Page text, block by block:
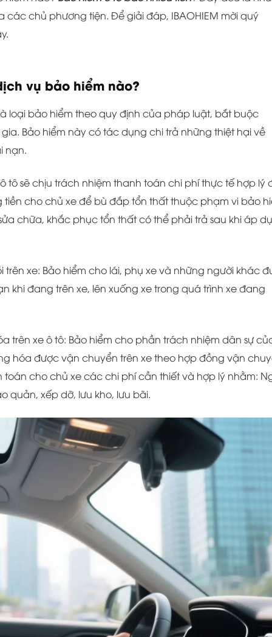
chủ phương tiện. Để giải đáp, IBAOHIEM mời quý
vụ bảo hiểm nào?
loại bảo hiểm theo quy định của pháp luật, bắt buộc
Bảo hiểm này có tác dụng chi trả những thiệt hại về
nạn.
tô sẽ chịu trách nhiệm thanh toán chi phí thực tế hợp lý
cho chủ xe để bù đắp tổn thất thuộc phạm vi bảo
chữa, khắc phục tổn thất có thể phải trả sau khi áp
trên xe: Bảo hiểm cho lái, phụ xe và những người khác
khi đang trên xe, lên xuống xe trong quá trình xe đang
trên xe ô tô: Bảo hiểm cho phần trách nhiệm dân sự
hóa được vận chuyển trên xe theo hợp đồng vận
cho chủ xe các chi phí cần thiết và hợp lý nhằm:
quản, xếp dỡ, lưu kho, lưu bãi.